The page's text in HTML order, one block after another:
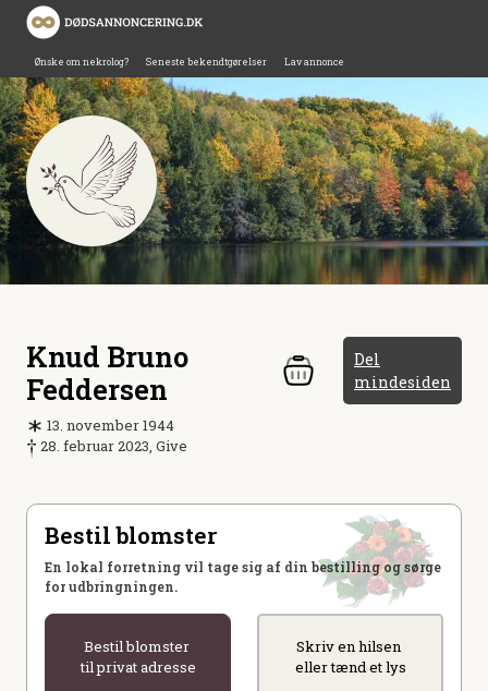
Ønske om nekrolog? Seneste bekendtgørelser Lav annonce
Knud Bruno
Feddersen
Del
mindesiden
13. november 1944
28. februar 2023, Give
Bestil blomster
En lokal forretning vil tage sig af din bestilling og sørge
for udbringningen.
Bestil blomster
til privat adresse
Skriv en hilsen
eller tænd et lys